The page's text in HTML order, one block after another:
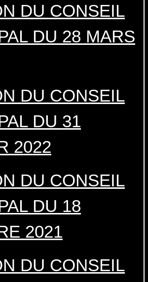
DU CONSEIL
DU 28 MARS
DU CONSEIL
DU 31
2022
DU CONSEIL
DU 18
2021
DU CONSEIL